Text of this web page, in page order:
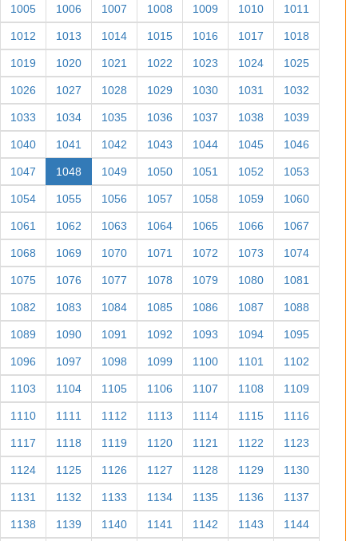
1005 1006 1007 1008 1009 1010 1011
1012 1013 1014 1015 1016 1017 1018
1019 1020 1021 1022 1023 1024 1025
1026 1027 1028 1029 1030 1031 1032
1033 1034 1035 1036 1037 1038 1039
1040 1041 1042 1043 1044 1045 1046
1047 1048 1049 1050 1051 1052 1053
1054 1055 1056 1057 1058 1059 1060
1061 1062 1063 1064 1065 1066 1067
1068 1069 1070 1071 1072 1073 1074
1075 1076 1077 1078 1079 1080 1081
1082 1083 1084 1085 1086 1087 1088
1089 1090 1091 1092 1093 1094 1095
1096 1097 1098 1099 1100 1101 1102
1103 1104 1105 1106 1107 1108 1109
1110 1111 1112 1113 1114 1115 1116
1117 1118 1119 1120 1121 1122 1123
1124 1125 1126 1127 1128 1129 1130
1131 1132 1133 1134 1135 1136 1137
1138 1139 1140 1141 1142 1143 1144